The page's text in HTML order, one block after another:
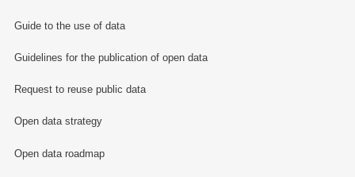
Guide to the use of data
Guidelines for the publication of open data
Request to reuse public data
Open data strategy
Open data roadmap